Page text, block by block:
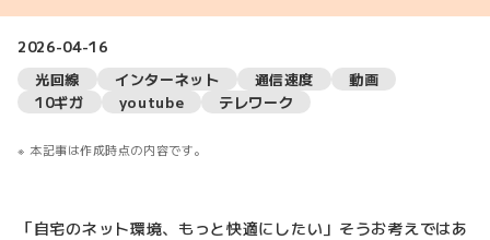
2026-04-16
光回線
インターネット 通信速度
動画
10ギガ
youtube テレワーク
本記事は作成時点の内容です。
「自宅のネット環境、もっと快適にしたい」そうお考えではあ